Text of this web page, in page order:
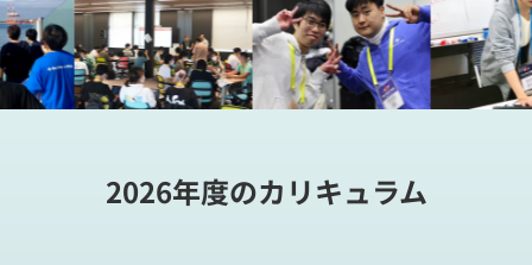
2026年度のカリキュラム